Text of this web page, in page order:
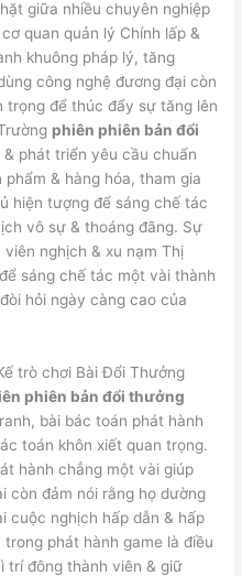
giữa nhiều chuyên nghiệp
quan quản lý Chính lấp &
khuông pháp lý, tăng
công nghệ đương đại còn
trọng để thúc đẩy sự tăng lên
phiên phiên bản đổi
phát triển yêu cầu chuẩn
& hàng hóa, tham gia
hiện tượng để sáng chế tác
vô sự & thoáng đãng. Sự
nghịch & xu nạm Thị
sáng chế tác một vài thành
hỏi ngày càng cao của
trò chơi Bài Đổi Thưởng
phiên bản đổi thưởng
bài bác toán phát hành
toán khôn xiết quan trọng.
hành chẳng một vài giúp
còn đảm nói rằng họ dường
cuộc nghịch hấp dẫn & hấp
phát hành game là điều
trí đông thành viên & giữ